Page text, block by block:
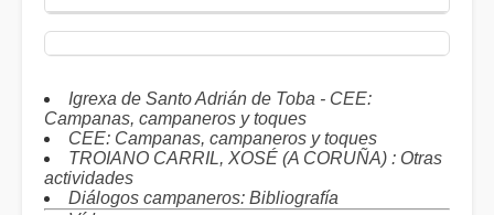
Igrexa de Santo Adrián de Toba - CEE:
Campanas, campaneros y toques
CEE: Campanas, campaneros y toques
TROIANO CARRIL, XOSÉ (A CORUÑA) : Otras
actividades
Diálogos campaneros: Bibliografía